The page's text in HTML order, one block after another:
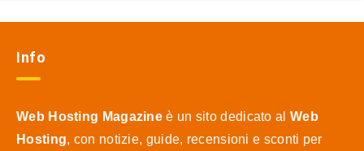
Info
Web Hosting Magazine è un sito dedicato al Web
Hosting, con notizie, guide, recensioni e sconti per